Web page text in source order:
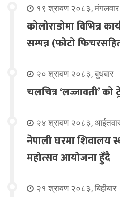
१९ श्रावण २०८३, मंगलवार
कोलोराडोमा विभिन्न
सम्पन्न (फोटो
२० श्रावण २०८३, बुधबार
चलचित्र ‘लज्जावती’ को
२४ श्रावण २०८३,
नेपाली घरमा शिवालय
महोत्सव आयोजना हुँदै
२१ श्रावण २०८३, बिहीबार